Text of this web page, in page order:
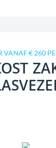
VANAF € 260